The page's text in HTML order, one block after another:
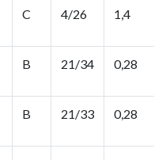
C 4/26 1,4
B 21/34 0,28
B 21/33 0,28